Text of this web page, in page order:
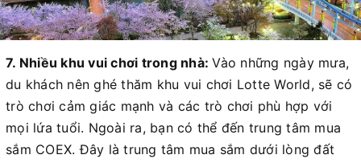
7. Nhiều khu vui chơi trong nhà:Vào những ngày mưa,
du khách nên ghé thăm khu vui chơi Lotte World, sẽ có
trò chơi cảm giác mạnh và các trò chơi phù hợp với
mọi lứa tuổi. Ngoài ra, bạn có thể đến trung tâm mua
sắm COEX. Đây là trung tâm mua sắm dưới lòng đất